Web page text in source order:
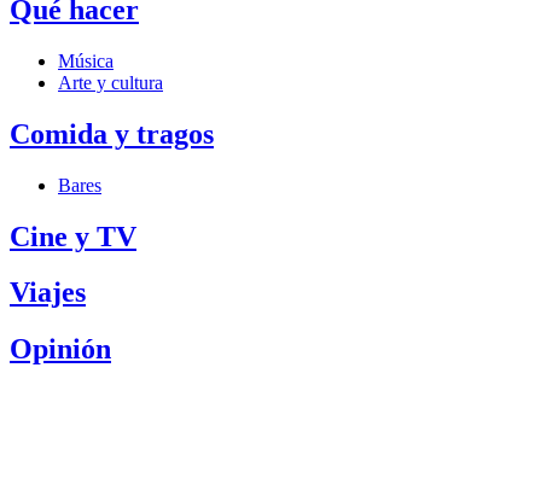
Qué hacer
Música
Arte y cultura
Comida y tragos
Bares
Cine y TV
Viajes
Opinión